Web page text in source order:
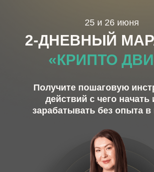
2-ДНЕВНЫЙ
«КРИПТО
25 и 26 июня
Получите пошаговую
действий с чего начать
зарабатывать без опыта в